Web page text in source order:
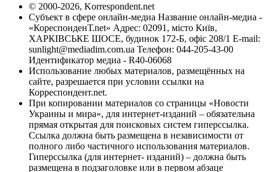
© 2000-2026, Korrespondent.net
Субъект в сфере онлайн-медиа Название онлайн-медиа -
«КореспонденТ.net» Адрес: 02091, місто Київ,
ХАРКІВСЬКЕ ШОСЕ, будинок 172-Б, офіс 208/1 E-mail:
sunlight@mediadim.com.ua Телефон: 044-205-43-00
Идентификатор медиа - R40-06068
Использование любых материалов, размещённых на
сайте, разрешается при условии ссылки на
Корреспондент.net.
При копировании материалов со страницы «Новости
Украины и мира», для интернет-изданий – обязательна
прямая открытая для поисковых систем гиперссылка.
Ссылка должна быть размещена в независимости от
полного либо частичного использования материалов.
Гиперссылка (для интернет- изданий) – должна быть
размещена в подзаголовке или в первом абзаце